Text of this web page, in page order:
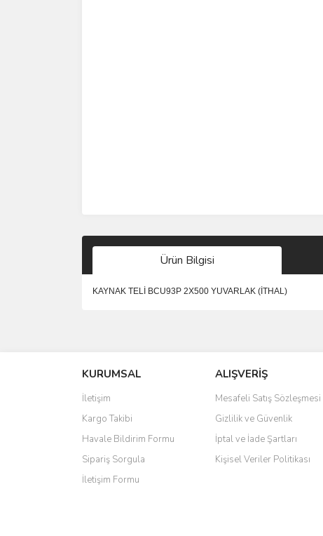
Ürün Bilgisi
KAYNAK TELİ BCU93P 2X500 YUVARLAK (İTHAL)
Ürün resmi kalitesiz, bozuk veya görüntülenemiyor.
Ürün açıklamasında eksik bilgiler bulunuyor.
Ürün bilgilerinde hatalar bulunuyor.
Ürün fiyatı diğer sitelerden daha pahalı.
Bu ürüne benzer farklı alternatifler olmalı.
KURUMSAL
İletişim
Kargo Takibi
Havale Bildirim Formu
Sipariş Sorgula
İletişim Formu
ALIŞVERİŞ
Mesafeli Satış Sözleşmesi
Gizlilik ve Güvenlik
İptal ve İade Şartları
Kişisel Veriler Politikası